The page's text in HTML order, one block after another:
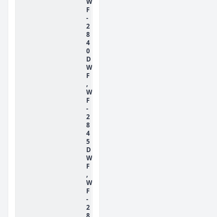
F
-
2
8
4
0
D
W
F
,
W
F
-
2
8
4
5
D
W
F
,
W
F
-
2